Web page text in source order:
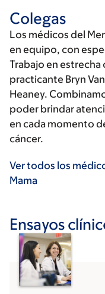
Colegas
Los médicos del
en equipo, con
Trabajo en
practicante Bryn
Heaney.
poder brindar
en cada momento
cáncer.
Ver todos los
Mama
Ensayos